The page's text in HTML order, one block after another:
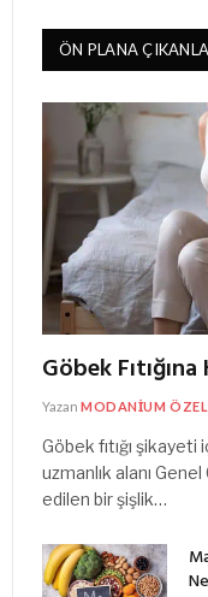
ÖN PLANA
Göbek
Yazan MODANIUM ÖZEL
Göbek fıtığı
uzmanlık alanı
edilen bir şişlik…